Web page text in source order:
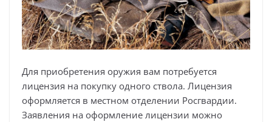
Для приобретения оружия вам потребуется
лицензия на покупку одного ствола. Лицензия
оформляется в местном отделении Росгвардии.
Заявления на оформление лицензии можно